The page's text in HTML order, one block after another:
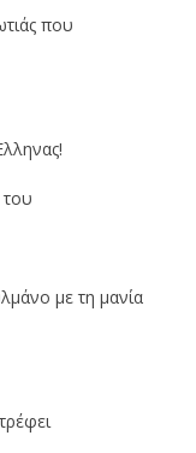
που
με τη μανία